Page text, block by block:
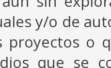
y/o de
proyectos o
que se